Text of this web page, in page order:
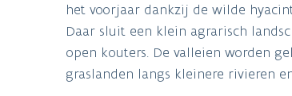
het voorjaar dankzij de wilde
Daar sluit een klein agrarisch
open kouters. De valleien worden
graslanden langs kleinere rivieren